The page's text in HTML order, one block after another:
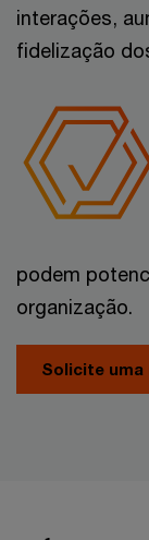
interações,
fidelização
podem
organização.
Solicite uma